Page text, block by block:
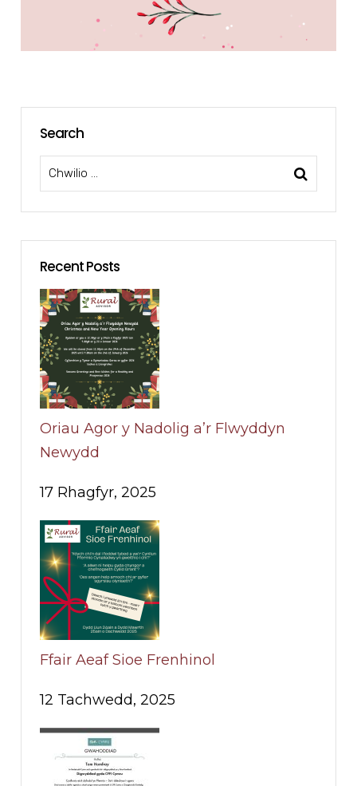
Search
Recent Posts
Oriau Agor y Nadolig a’r Flwyddyn
Newydd
17 Rhagfyr, 2025
Ffair Aeaf Sioe Frenhinol
12 Tachwedd, 2025